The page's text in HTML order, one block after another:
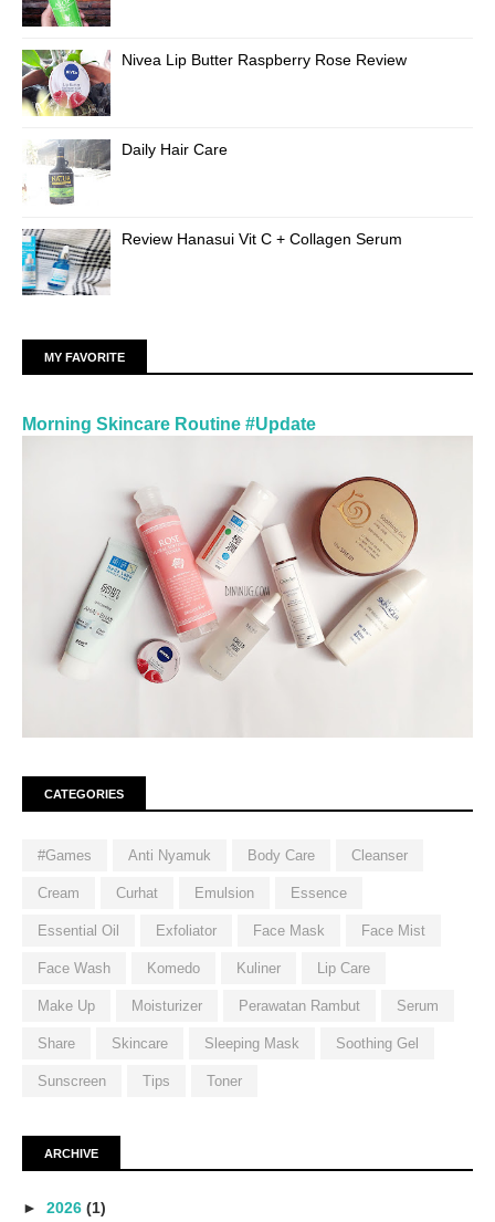
Nivea Lip Butter Raspberry Rose Review
Daily Hair Care
Review Hanasui Vit C + Collagen Serum
MY FAVORITE
Morning Skincare Routine #Update
CATEGORIES
#Games Anti Nyamuk Body Care Cleanser
Cream Curhat Emulsion Essence
Essential Oil Exfoliator Face Mask Face Mist
Face Wash Komedo Kuliner Lip Care
Make Up Moisturizer Perawatan Rambut Serum
Share Skincare Sleeping Mask Soothing Gel
Sunscreen Tips Toner
ARCHIVE
► 2026 (1)